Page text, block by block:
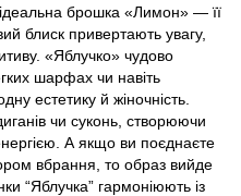
брошка «Лимон» — її
блиск привертають увагу,
«Яблучко» чудово
шарфах чи навіть
естетику й жіночність.
чи суконь, створюючи
А якщо ви поєднаєте
вбрання, то образ вийде
“Яблучка” гармоніюють із